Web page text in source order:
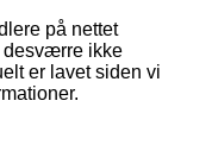
på nettet
desværre ikke
er lavet siden vi